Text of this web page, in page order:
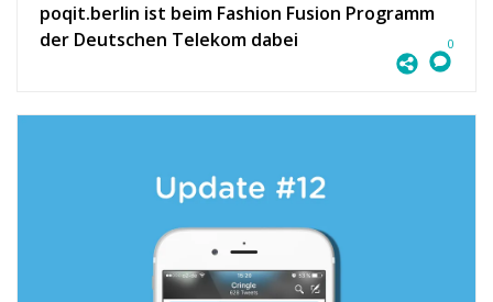
poqit.berlin ist beim Fashion Fusion Programm
der Deutschen Telekom dabei
0